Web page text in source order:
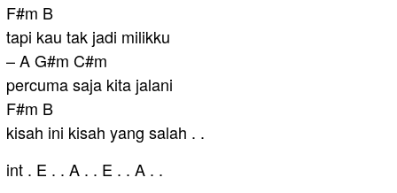
F#m B
tapi kau tak jadi milikku
– A G#m C#m
percuma saja kita jalani
F#m B
kisah ini kisah yang salah . .
int . E . . A . . E . . A . .